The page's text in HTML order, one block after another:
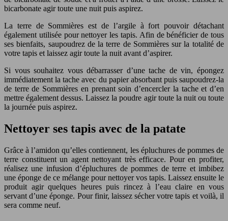
bicarbonate agir toute une nuit puis aspirez.
La terre de Sommières est de l’argile à fort pouvoir détachant
également utilisée pour nettoyer les tapis. Afin de bénéficier de tous
ses bienfaits, saupoudrez de la terre de Sommières sur la totalité de
votre tapis et laissez agir toute la nuit avant d’aspirer.
Si vous souhaitez vous débarrasser d’une tache de vin, épongez
immédiatement la tache avec du papier absorbant puis saupoudrez-la
de terre de Sommières en prenant soin d’encercler la tache et d’en
mettre également dessus. Laissez la poudre agir toute la nuit ou toute
la journée puis aspirez.
Nettoyer ses tapis avec de la patate
Grâce à l’amidon qu’elles contiennent, les épluchures de pommes de
terre constituent un agent nettoyant très efficace. Pour en profiter,
réalisez une infusion d’épluchures de pommes de terre et imbibez
une éponge de ce mélange pour nettoyer vos tapis. Laissez ensuite le
produit agir quelques heures puis rincez à l’eau claire en vous
servant d’une éponge. Pour finir, laissez sécher votre tapis et voilà, il
sera comme neuf.